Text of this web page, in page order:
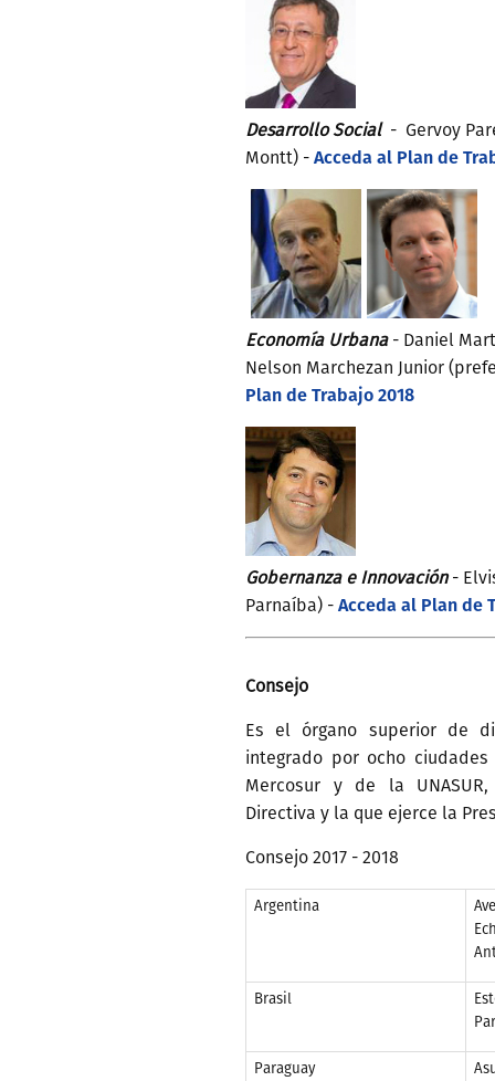
Desarrollo Social - Gervoy
Montt) - Acceda al Plan de
Economía Urbana- Daniel
Nelson Marchezan Junior
Plan de Trabajo 2018
Gobernanza e Innovación-
Parnaíba) - Acceda al Plan de
Consejo
Es el órgano superior de
integrado por ocho
Mercosur y de la
Directiva y la que ejerce la
Consejo 2017 - 2018
Argentina
Brasil
Paraguay